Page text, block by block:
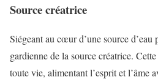
Source créatrice
Siégeant au cœur d’une source d’eau
gardienne de la source créatrice.
toute vie, alimentant l’esprit et l’âme